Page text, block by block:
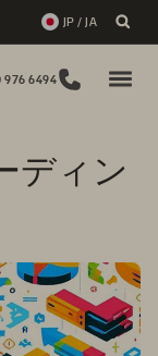
JP / JA
976 6494
ディン